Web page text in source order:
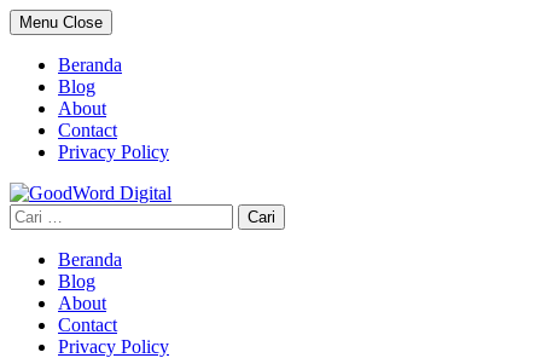
Skip
to
content
Menu Close
Beranda
Blog
About
Contact
Privacy Policy
Cari
untuk:
Beranda
Blog
About
Contact
Privacy Policy